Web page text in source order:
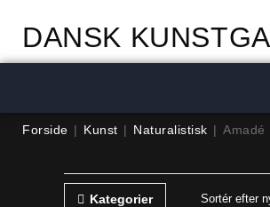
DANSK
Forside | Kunst | Naturalistisk | Amadé
Kategorier